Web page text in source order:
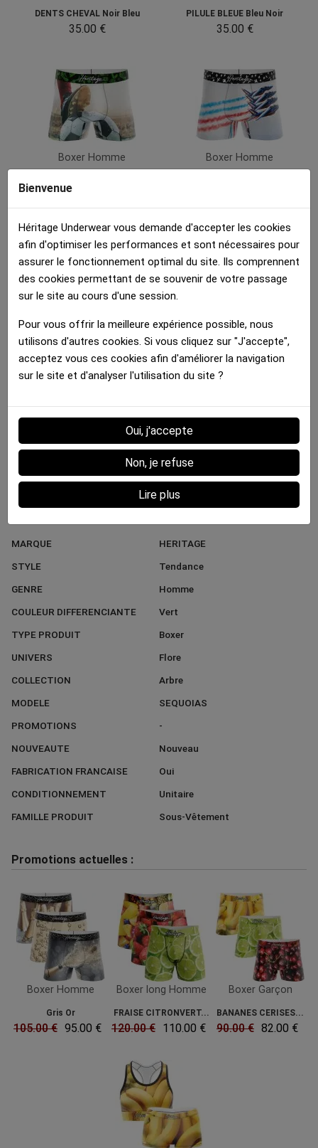
DENTS CHEVAL Noir Bleu
35.00 €
PILULE BLEUE Bleu Noir
35.00 €
Boxer Homme Boxer Homme
Boxer Homme
COSMOPOLITAIN Noir...
35.00 €
Boxer Homme
DRAPEAU AFRIQUE DU...
35.00 €
Fiche technique
Microfibre
MARQUE
HERITAGE
STYLE
Tendance
GENRE
Homme
COULEUR DIFFERENCIANTE
Vert
TYPE PRODUIT
Boxer
UNIVERS
Flore
COLLECTION
Arbre
MODELE
SEQUOIAS
PROMOTIONS
-
NOUVEAUTE
Nouveau
FABRICATION FRANCAISE
Oui
CONDITIONNEMENT
Unitaire
FAMILLE PRODUIT
Sous-Vêtement
Promotions actuelles :
Boxer Homme
Gris Or
105.00 € 95.00 €
Boxer long Homme
FRAISE CITRONVERT...
120.00 € 110.00 €
Boxer Garçon
BANANES CERISES...
90.00 € 82.00 €
Bienvenue
Héritage Underwear vous demande d'accepter les cookies
afin d'optimiser les performances et sont nécessaires pour
assurer le fonctionnement optimal du site. Ils comprennent
des cookies permettant de se souvenir de votre passage
sur le site au cours d'une session.
Pour vous offrir la meilleure expérience possible, nous
utilisons d'autres cookies. Si vous cliquez sur "J'accepte",
acceptez vous ces cookies afin d'améliorer la navigation
sur le site et d'analyser l'utilisation du site ?
Oui, j'accepte
Non, je refuse
Lire plus